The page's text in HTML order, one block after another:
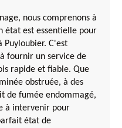
nous comprenons à
état est essentielle pour
C'est
fournir un service de
rapide et fiable. Que
obstruée, à des
de fumée endommagé,
à intervenir pour
état de